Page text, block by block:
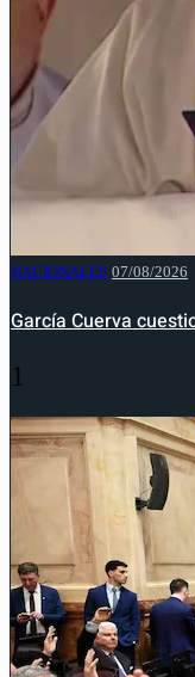
NACIONALES 07/08/2026
García Cuerva
1